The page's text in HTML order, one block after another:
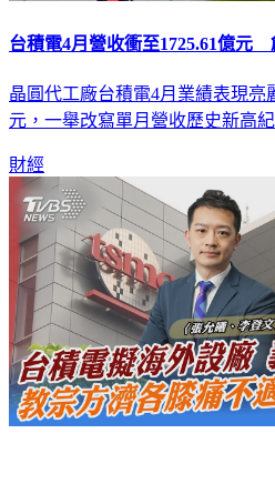
台積電4月營收衝至1725.61億元
晶圓代工廠台積電4月業績表現亮
元，一舉改寫單月營收歷史新高紀
財經